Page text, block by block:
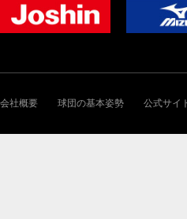
会社概要 球団の基本姿勢 公式サイ